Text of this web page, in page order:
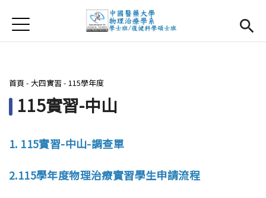
首頁
首頁
系所簡介
Open
大四實習
Jump to Navigation
Jump to Main content
您在這裡
首頁 - 大四實習 - 115學年度
115實習-中山
1. 115實習-中山-調查單
2.115學年度物理治療實習學生申請流程